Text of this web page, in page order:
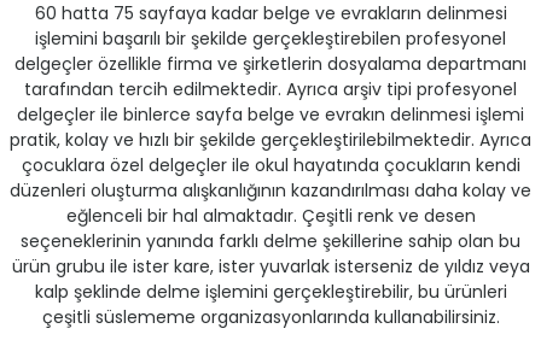
60 hatta 75 sayfaya kadar belge ve evrakların delinmesi
işlemini başarılı bir şekilde gerçekleştirebilen profesyonel
delgeçler özellikle firma ve şirketlerin dosyalama departmanı
tarafından tercih edilmektedir. Ayrıca arşiv tipi profesyonel
delgeçler ile binlerce sayfa belge ve evrakın delinmesi işlemi
pratik, kolay ve hızlı bir şekilde gerçekleştirilebilmektedir. Ayrıca
çocuklara özel delgeçler ile okul hayatında çocukların kendi
düzenleri oluşturma alışkanlığının kazandırılması daha kolay ve
eğlenceli bir hal almaktadır. Çeşitli renk ve desen
seçeneklerinin yanında farklı delme şekillerine sahip olan bu
ürün grubu ile ister kare, ister yuvarlak isterseniz de yıldız veya
kalp şeklinde delme işlemini gerçekleştirebilir, bu ürünleri
çeşitli süslememe organizasyonlarında kullanabilirsiniz.